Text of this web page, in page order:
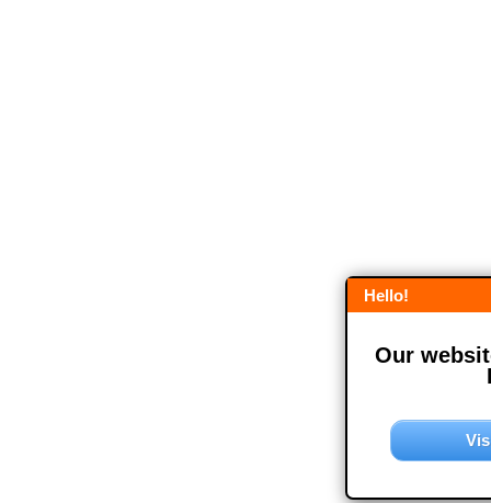
Hello!
Our